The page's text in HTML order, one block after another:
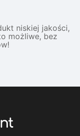
niskiej jakości,
możliwe, bez